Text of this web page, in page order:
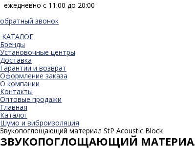
ежедневно с 11:00 до 20:00
обратный звонок
КАТАЛОГ
Бренды
Установочные центры
Доставка
Гарантии и возврат
Оформление заказа
О компании
Контакты
Оптовые продажи
Главная
Каталог
Шумо и виброизоляция
Звукопоглощающий материал StP Acoustic Block
ЗВУКОПОГЛОЩАЮЩИЙ МАТЕРИАЛ